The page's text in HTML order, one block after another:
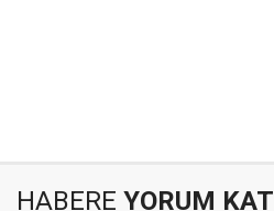
HABERE YORUM KAT